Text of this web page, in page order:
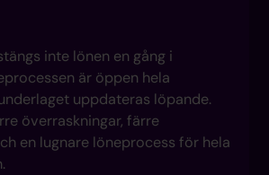
inte lönen en gång i
är öppen hela
uppdateras löpande.
överraskningar, färre
en lugnare löneprocess för hela